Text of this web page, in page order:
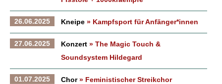
26.06.2025 Kneipe » Kampfsport für Anfänger*innen
27.06.2025 Konzert » The Magic Touch &
Soundsystem Hildegard
01.07.2025 Chor» Feministischer Streikchor